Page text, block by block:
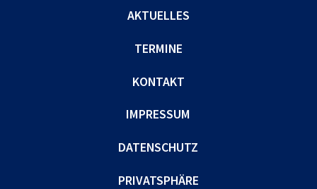
AKTUELLES
TERMINE
KONTAKT
IMPRESSUM
DATENSCHUTZ
PRIVATSPHÄRE